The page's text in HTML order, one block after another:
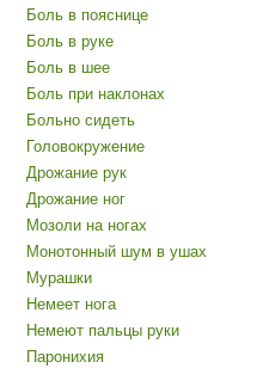
Боль в пояснице
Боль в руке
Боль в шее
Боль при наклонах
Больно сидеть
Головокружение
Дрожание рук
Дрожание ног
Мозоли на ногах
Монотонный шум в ушах
Мурашки
Немеет нога
Немеют пальцы руки
Паронихия